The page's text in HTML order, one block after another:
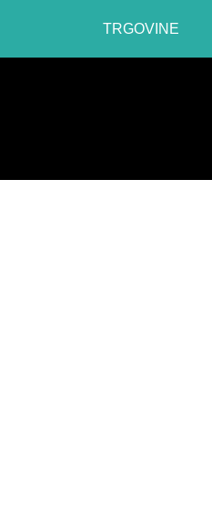
TRGOVINE